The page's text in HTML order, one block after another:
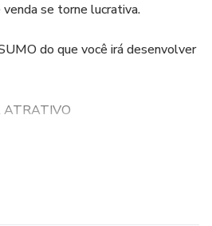
se torne lucrativa.
do que você irá desenvolver
ATRATIVO
pela sua aula
para o aluno